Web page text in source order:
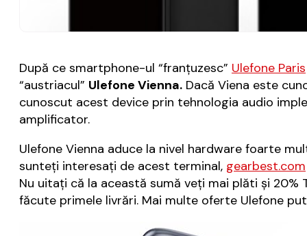
După ce smartphone-ul “franţuzesc” Ulefone Paris
“austriacul” Ulefone Vienna. Dacă Viena este
cunoscut acest device prin tehnologia audio
amplificator.
Ulefone Vienna aduce la nivel hardware foarte
sunteţi interesaţi de acest terminal, gearbest.com
Nu uitaţi că la această sumă veţi mai plăti şi 20%
făcute primele livrări. Mai multe oferte Ulefone